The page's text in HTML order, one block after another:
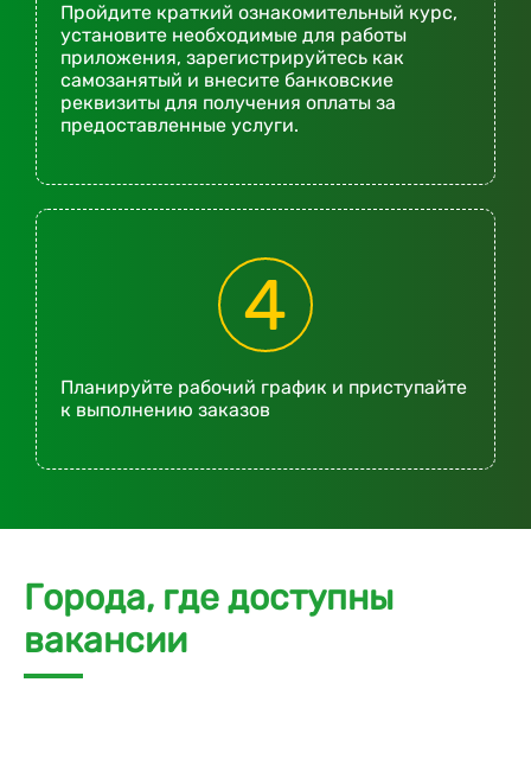
Пройдите краткий ознакомительный курс,
установите необходимые для работы
приложения, зарегистрируйтесь как
самозанятый и внесите банковские
реквизиты для получения оплаты за
предоставленные услуги.
4
Планируйте рабочий график и приступайте
к выполнению заказов
Города, где доступны
вакансии